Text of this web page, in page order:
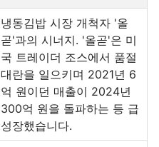
냉동김밥 시장 개척자 '올
곧'과의 시너지. '올곧'은 미
국 트레이더 조스에서 품절
대란을 일으키며 2021년 6
억 원이던 매출이 2024년
300억 원을 돌파하는 등 급
성장했습니다.